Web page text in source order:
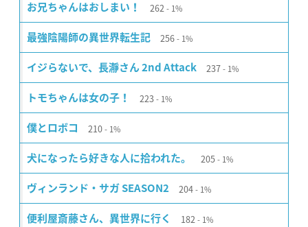
お兄ちゃんはおしまい！ 262 1%
最強陰陽師の異世界転生記 256 1%
イジらないで、長瀞さん 2nd Attack 237 1%
トモちゃんは女の子！ 223 1%
僕とロボコ 210 1%
犬になったら好きな人に拾われた。 205 1%
ヴィンランド・サガ SEASON2 204 1%
便利屋斎藤さん、異世界に行く 182 1%